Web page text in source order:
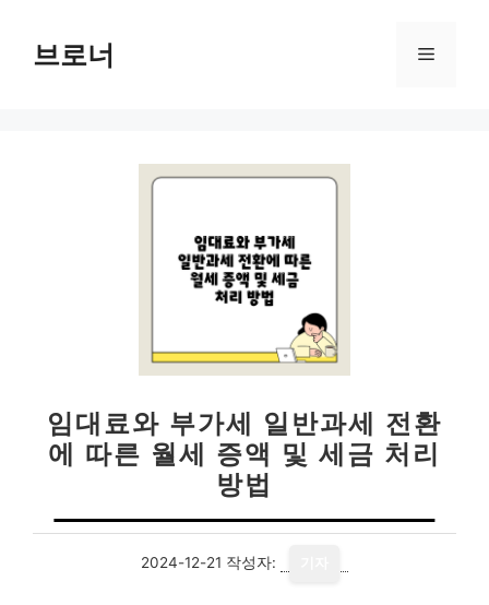
브로너 메
임대료와 부가세 일반과세 전환
에 따른 월세 증액 및 세금 처리
방법
2024-12-21 작성자: